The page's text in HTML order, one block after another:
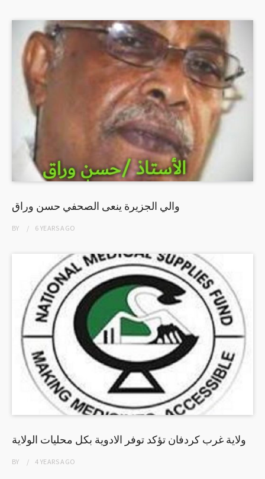
والي الجزيرة ينعى الصحفي حسن وراق
BY 6 YEARSAGO
ولاية غرب كردفان تؤكد توفر الادوية بكل محليات الولاية
BY 4 YEARSAGO